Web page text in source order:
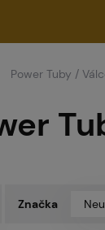
Servis
Power Tuby /
Značka